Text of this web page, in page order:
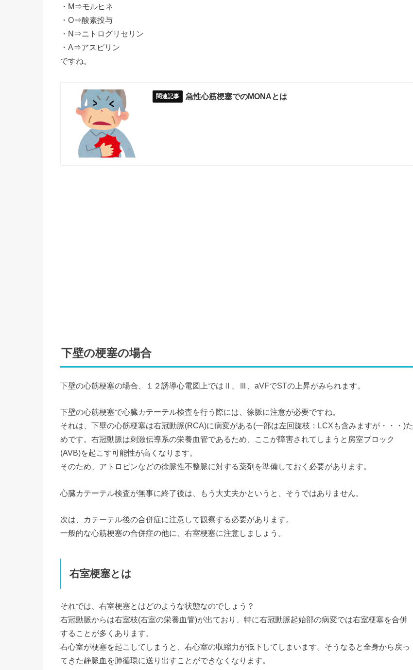
・M⇒モルヒネ
・O⇒酸素投与
・N⇒ニトログリセリン
・A⇒アスピリン
ですね。
急性心筋梗塞でのMONAとは
下壁の梗塞の場合
下壁の心筋梗塞の場合、１２誘導心電図上ではⅡ、Ⅲ、aVFでSTの上昇がみられます。
下壁の心筋梗塞で心臓カテーテル検査を行う際には、徐脈に注意が必要ですね。
それは、下壁の心筋梗塞は右冠動脈(RCA)に病変がある(一部は左回旋枝：LCXも含みますが・・・)た
めです。右冠動脈は刺激伝導系の栄養血管であるため、ここが障害されてしまうと房室ブロック
(AVB)を起こす可能性が高くなります。
そのため、アトロピンなどの徐脈性不整脈に対する薬剤を準備しておく必要があります。
心臓カテーテル検査が無事に終了後は、もう大丈夫かというと、そうではありません。
次は、カテーテル後の合併症に注意して観察する必要があります。
一般的な心筋梗塞の合併症の他に、右室梗塞に注意しましょう。
右室梗塞とは
それでは、右室梗塞とはどのような状態なのでしょう？
右冠動脈からは右室枝(右室の栄養血管)が出ており、特に右冠動脈起始部の病変では右室梗塞を合併
することが多くあります。
右心室が梗塞を起こしてしまうと、右心室の収縮力が低下してしまいます。そうなると全身から戻っ
てきた静脈血を肺循環に送り出すことができなくなります。